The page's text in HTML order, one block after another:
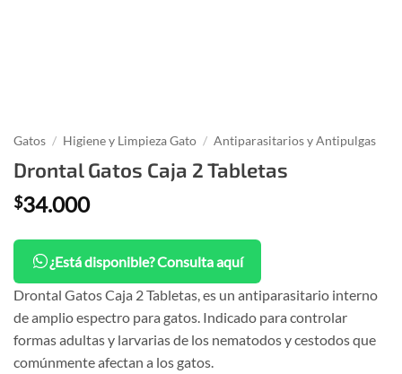
Gatos / Higiene y Limpieza Gato / Antiparasitarios y Antipulgas
Drontal Gatos Caja 2 Tabletas
$34.000
¿Está disponible? Consulta aquí
Drontal Gatos Caja 2 Tabletas, es un antiparasitario interno
de amplio espectro para gatos. Indicado para controlar
formas adultas y larvarias de los nematodos y cestodos que
comúnmente afectan a los gatos.